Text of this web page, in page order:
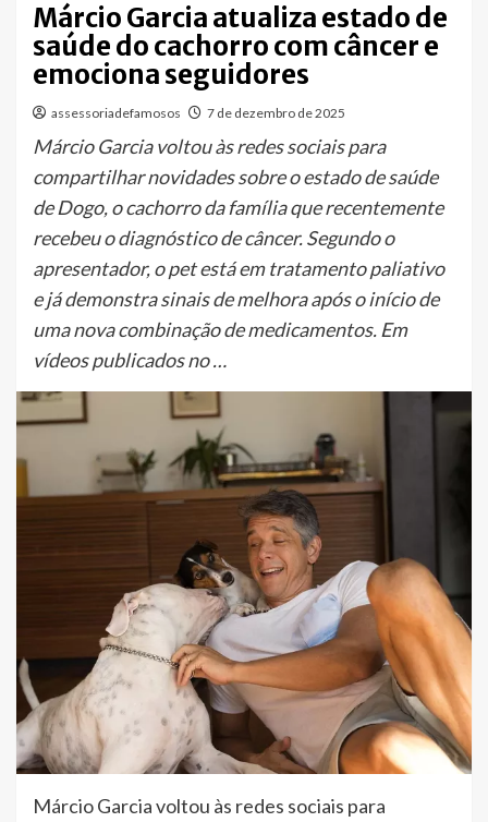
Márcio Garcia atualiza estado de
saúde do cachorro com câncer e
emociona seguidores
assessoriadefamosos 7 de dezembro de 2025
Márcio Garcia voltou às redes sociais para
compartilhar novidades sobre o estado de saúde
de Dogo, o cachorro da família que recentemente
recebeu o diagnóstico de câncer. Segundo o
apresentador, o pet está em tratamento paliativo
e já demonstra sinais de melhora após o início de
uma nova combinação de medicamentos. Em
vídeos publicados no …
Márcio Garcia voltou às redes sociais para